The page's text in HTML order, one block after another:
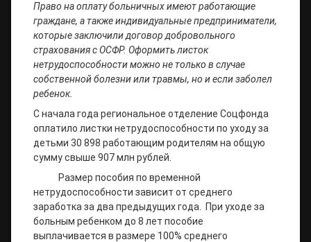
Право на оплату больничных имеют работающие
граждане, а также индивидуальные предприниматели,
которые заключили договор добровольного
страхования с ОСФР. Оформить листок
нетрудоспособности можно не только в случае
собственной болезни или травмы, но и если заболел
ребенок.
С начала года региональное отделение Соцфонда
оплатило листки нетрудоспособности по уходу за
детьми 30 898 работающим родителям на общую
сумму свыше 907 млн рублей.
Размер пособия по временной
нетрудоспособности зависит от среднего
заработка за два предыдущих года. При уходе за
больным ребенком до 8 лет пособие
выплачивается в размере 100% среднего